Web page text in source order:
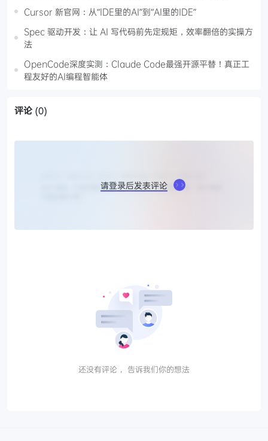
Cursor 新官网：从“IDE里的AI”到“AI里的IDE”
Spec 驱动开发：让 AI 写代码前先定规矩，效率翻倍的实操方
法
OpenCode深度实测：Claude Code最强开源平替！真正工
程友好的AI编程智能体
评论 (0)
请登录后发表评论
还没有评论， 告诉我们你的想法